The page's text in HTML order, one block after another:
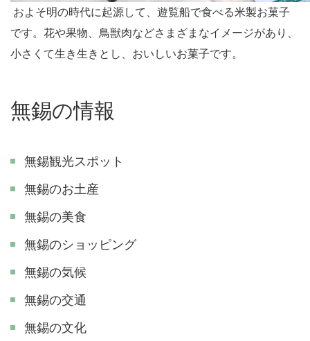
およそ明の時代に起源して、遊覧船で食べる米製お菓子
です。花や果物、鳥獣肉などさまざまなイメージがあり、
小さくて生き生きとし、おいしいお菓子です。
無錫の情報
無錫観光スポット
無錫のお土産
無錫の美食
無錫のショッピング
無錫の気候
無錫の交通
無錫の文化